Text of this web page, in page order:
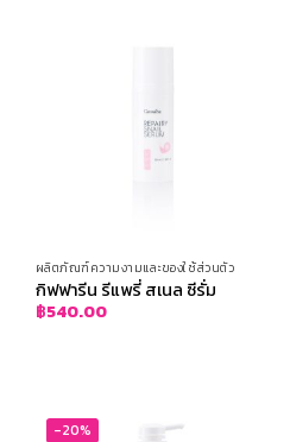
ผลิตภัณฑ์ความงามและของใช้ส่วนตัว
กิฟฟารีน รีแพรี่ สเนล ซีรั่ม
฿540.00
-20%